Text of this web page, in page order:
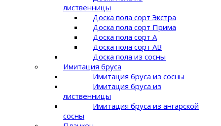
лиственницы
Доска пола сорт Экстра
Доска пола сорт Прима
Доска пола сорт A
Доска пола сорт AB
Доска пола из сосны
Имитация бруса
Имитация бруса из сосны
Имитация бруса из
лиственницы
Имитация бруса из ангарской
сосны